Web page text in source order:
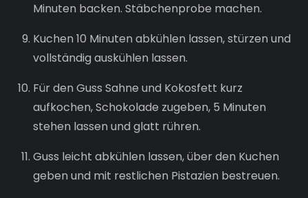
Minuten backen. Stäbchenprobe machen.
Kuchen 10 Minuten abkühlen lassen, stürzen und
vollständig auskühlen lassen.
Für den Guss Sahne und Kokosfett kurz
aufkochen, Schokolade zugeben, 5 Minuten
stehen lassen und glatt rühren.
Guss leicht abkühlen lassen, über den Kuchen
geben und mit restlichen Pistazien bestreuen.